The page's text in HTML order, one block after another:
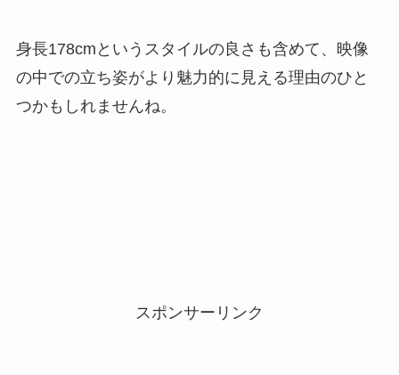
身長178cmというスタイルの良さも含めて、映像
の中での立ち姿がより魅力的に見える理由のひと
つかもしれませんね。
スポンサーリンク